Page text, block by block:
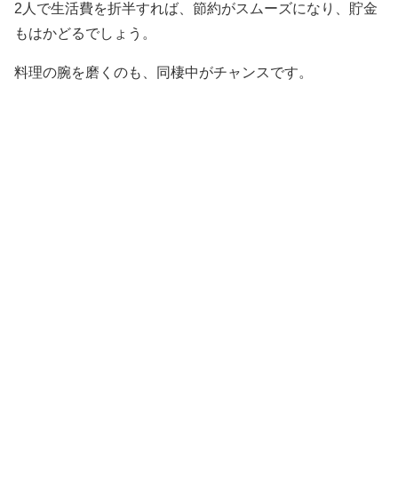
2人で生活費を折半すれば、節約がスムーズになり、貯金
もはかどるでしょう。
料理の腕を磨くのも、同棲中がチャンスです。